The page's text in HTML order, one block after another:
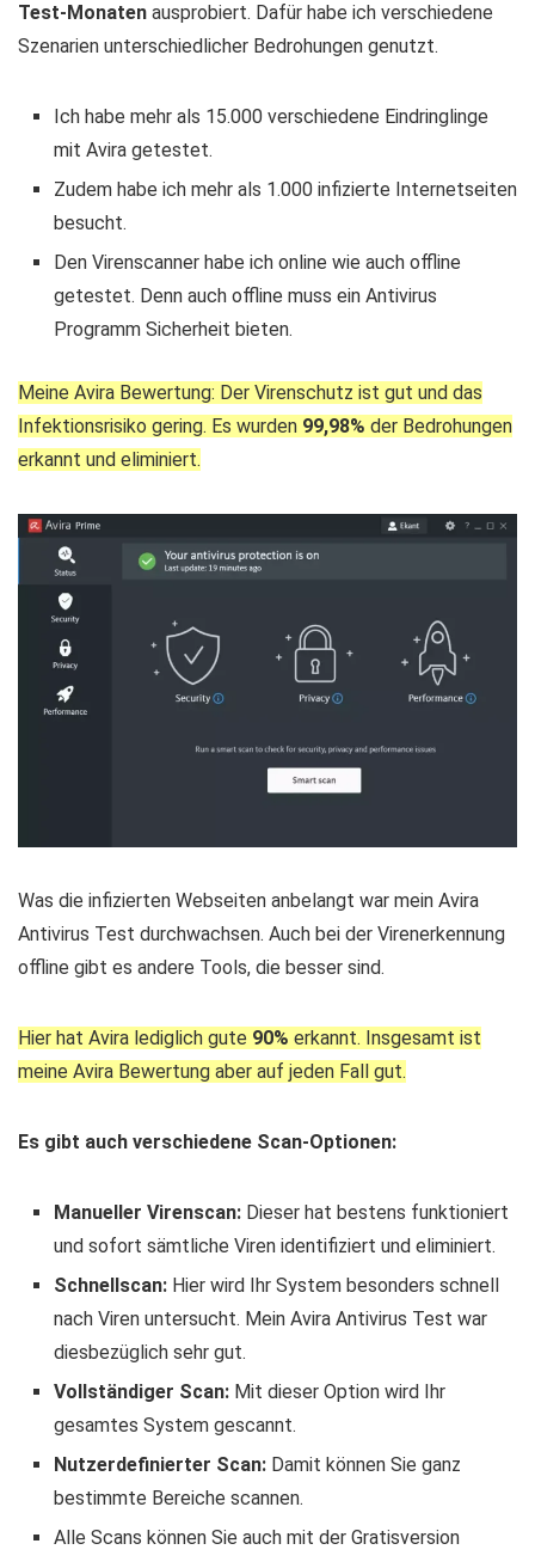
Test-Monaten ausprobiert. Dafür habe ich verschiedene
Szenarien unterschiedlicher Bedrohungen genutzt.
Ich habe mehr als 15.000 verschiedene Eindringlinge
mit Avira getestet.
Zudem habe ich mehr als 1.000 infizierte Internetseiten
besucht.
Den Virenscanner habe ich online wie auch offline
getestet. Denn auch offline muss ein Antivirus
Programm Sicherheit bieten.
Meine Avira Bewertung: Der Virenschutz ist gut und das
Infektionsrisiko gering. Es wurden 99,98% der Bedrohungen
erkannt und eliminiert.
Was die infizierten Webseiten anbelangt war mein Avira
Antivirus Test durchwachsen. Auch bei der Virenerkennung
offline gibt es andere Tools, die besser sind.
Hier hat Avira lediglich gute 90% erkannt. Insgesamt ist
meine Avira Bewertung aber auf jeden Fall gut.
Es gibt auch verschiedene Scan-Optionen:
Manueller Virenscan: Dieser hat bestens funktioniert
und sofort sämtliche Viren identifiziert und eliminiert.
Schnellscan: Hier wird Ihr System besonders schnell
nach Viren untersucht. Mein Avira Antivirus Test war
diesbezüglich sehr gut.
Vollständiger Scan: Mit dieser Option wird Ihr
gesamtes System gescannt.
Nutzerdefinierter Scan: Damit können Sie ganz
bestimmte Bereiche scannen.
Alle Scans können Sie auch mit der Gratisversion